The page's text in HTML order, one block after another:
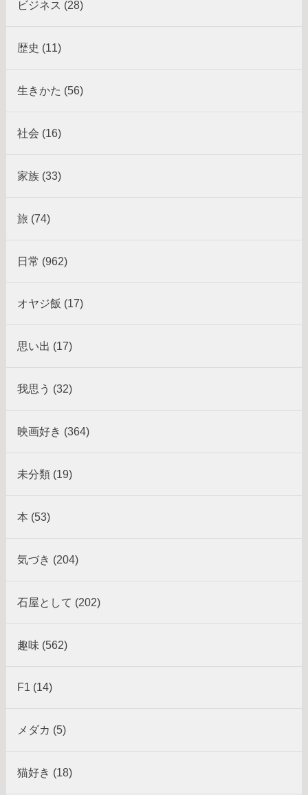
ビジネス (28)
歴史 (11)
生きかた (56)
社会 (16)
家族 (33)
旅 (74)
日常 (962)
オヤジ飯 (17)
思い出 (17)
我思う (32)
映画好き (364)
未分類 (19)
本 (53)
気づき (204)
石屋として (202)
趣味 (562)
F1 (14)
メダカ (5)
猫好き (18)